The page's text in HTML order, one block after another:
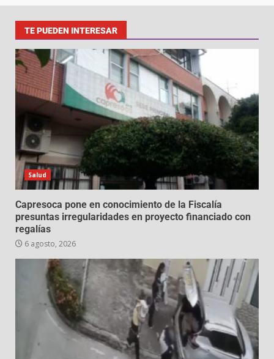
TE PUEDEN INTERESAR
Salud
Capresoca pone en conocimiento de la Fiscalía
presuntas irregularidades en proyecto financiado con
regalías
6 agosto, 2026